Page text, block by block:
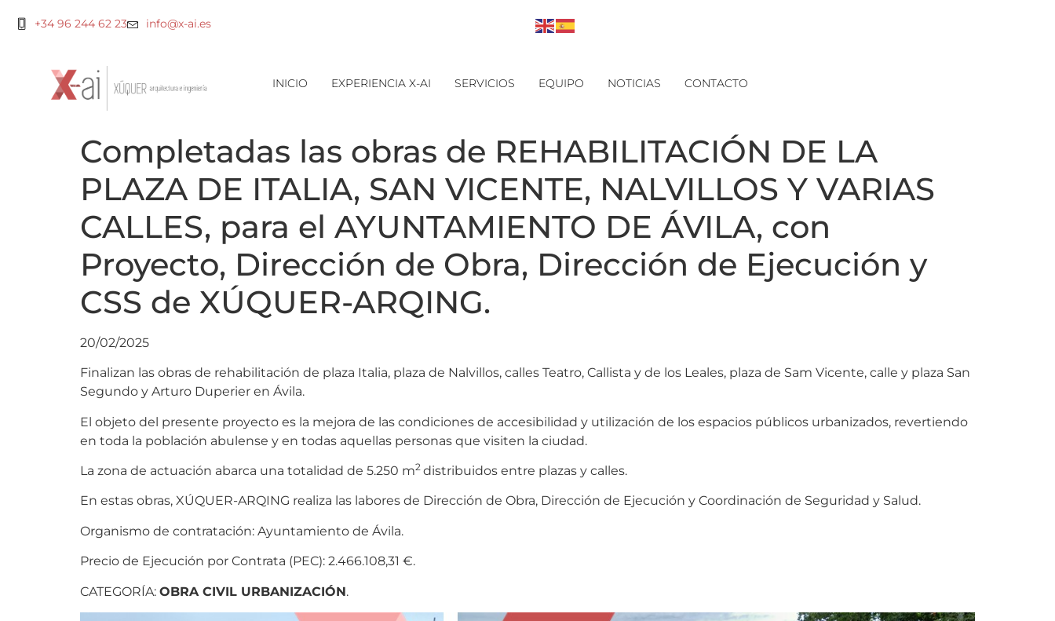
+34 96 244 62 23 info@x-ai.es
INICIO EXPERIENCIA X-AI SERVICIOS EQUIPO NOTICIAS CONTACTO
Completadas las obras de REHABILITACIÓN DE LA
PLAZA DE ITALIA, SAN VICENTE, NALVILLOS Y VARIAS
CALLES, para el AYUNTAMIENTO DE ÁVILA, con
Proyecto, Dirección de Obra, Dirección de Ejecución y
CSS de XÚQUER-ARQING.
20/02/2025
Finalizan las obras de rehabilitación de plaza Italia, plaza de Nalvillos, calles Teatro, Callista y de los Leales, plaza de Sam Vicente, calle y plaza San
Segundo y Arturo Duperier en Ávila.
El objeto del presente proyecto es la mejora de las condiciones de accesibilidad y utilización de los espacios públicos urbanizados, revertiendo
en toda la población abulense y en todas aquellas personas que visiten la ciudad.
La zona de actuación abarca una totalidad de 5.250 m2 distribuidos entre plazas y calles.
En estas obras, XÚQUER-ARQING realiza las labores de Dirección de Obra, Dirección de Ejecución y Coordinación de Seguridad y Salud.
Organismo de contratación: Ayuntamiento de Ávila.
Precio de Ejecución por Contrata (PEC): 2.466.108,31 €.
CATEGORÍA: OBRA CIVIL URBANIZACIÓN.